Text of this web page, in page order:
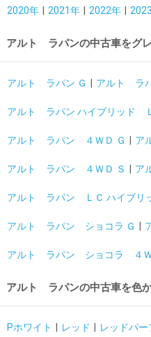
2020年 2021年 2022年
アルト ラパンの中古車をグ
アルト ラパン Ｇ アルト ラパ
アルト ラパン ハイブリッド Ｌ
アルト ラパン ４ＷＤ Ｇ ア
アルト ラパン ４ＷＤ Ｓ ア
アルト ラパン ＬＣ ハイブリ
アルト ラパン ショコラ Ｇ
アルト ラパン ショコラ ４Ｗ
アルト ラパンの中古車を色
Pホワイト レッド レッドパー